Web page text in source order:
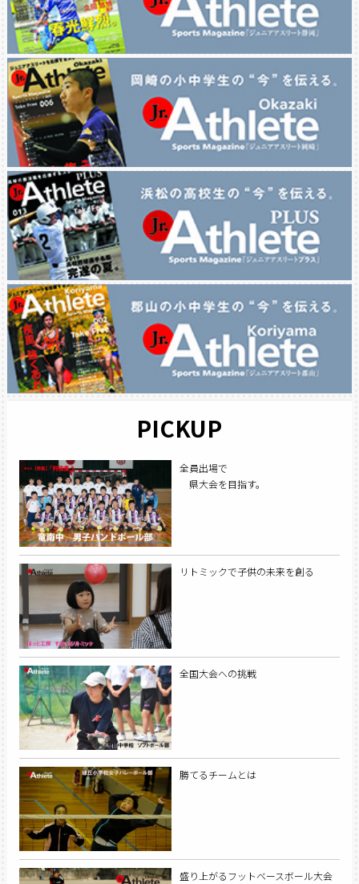
PICKUP
全員出場で
県大会を目指す。
リトミックで子供の未来を創る
全国大会への挑戦
勝てるチームとは
盛り上がるフットベースボール大会